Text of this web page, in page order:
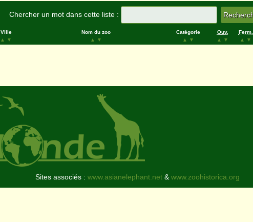
Chercher un mot dans cette liste :
Ville
▲
▼
Nom du zoo
▲
▼
Catégorie
▲
▼
Ouv.
▲
▼
Ferm.
▲
▼
Sites associés : www.asianelephant.net&www.zoohistorica.org